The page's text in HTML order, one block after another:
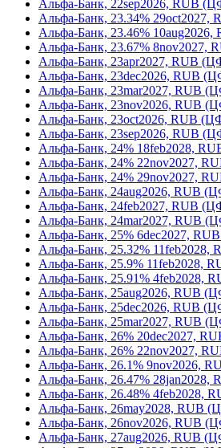
Альфа-Банк, 22sep2026, RUB
Альфа-Банк, 23.34%
Альфа-Банк, 23.46%
Альфа-Банк, 23.67% 8nov2027,
Альфа-Банк, 23apr2027, RUB
Альфа-Банк, 23dec2026, RUB
Альфа-Банк, 23mar2027, RUB
Альфа-Банк, 23nov2026, RUB
Альфа-Банк, 23oct2026, RUB
Альфа-Банк, 23sep2026, RUB
Альфа-Банк, 24% 18feb2028,
Альфа-Банк, 24% 22nov2027,
Альфа-Банк, 24% 29nov2027,
Альфа-Банк, 24aug2026, RUB
Альфа-Банк, 24feb2027, RUB
Альфа-Банк, 24mar2027, RUB
Альфа-Банк, 25% 6dec2027,
Альфа-Банк, 25.32%
Альфа-Банк, 25.9% 11feb2028,
Альфа-Банк, 25.91% 4feb2028,
Альфа-Банк, 25aug2026, RUB
Альфа-Банк, 25dec2026, RUB
Альфа-Банк, 25mar2027, RUB
Альфа-Банк, 26% 20dec2027,
Альфа-Банк, 26% 22nov2027,
Альфа-Банк, 26.1% 9nov2026,
Альфа-Банк, 26.47%
Альфа-Банк, 26.48% 4feb2028,
Альфа-Банк, 26may2028, RUB
Альфа-Банк, 26nov2026, RUB
Альфа-Банк, 27aug2026, RUB